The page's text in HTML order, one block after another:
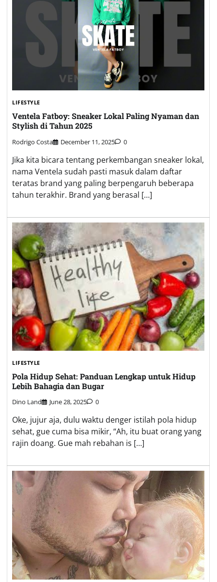
LIFESTYLE
Ventela Fatboy: Sneaker Lokal Paling Nyaman dan
Stylish di Tahun 2025
Rodrigo Costa December 11, 2025 0
Jika kita bicara tentang perkembangan sneaker lokal,
nama Ventela sudah pasti masuk dalam daftar
teratas brand yang paling berpengaruh beberapa
tahun terakhir. Brand yang berasal […]
LIFESTYLE
Pola Hidup Sehat: Panduan Lengkap untuk Hidup
Lebih Bahagia dan Bugar
Dino Land June 28, 2025 0
Oke, jujur aja, dulu waktu denger istilah pola hidup
sehat, gue cuma bisa mikir, “Ah, itu buat orang yang
rajin doang. Gue mah rebahan is […]